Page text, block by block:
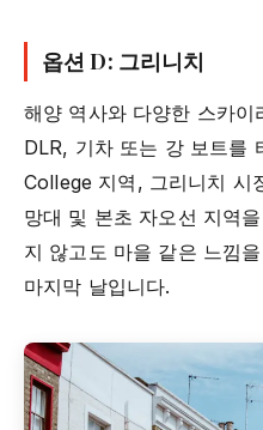
옵션 D: 그리니치
해양 역사와 다양한 스카이
DLR, 기차 또는 강 보트를
College 지역, 그리니치
망대 및 본초 자오선 지역
지 않고도 마을 같은 느낌
마지막 날입니다.